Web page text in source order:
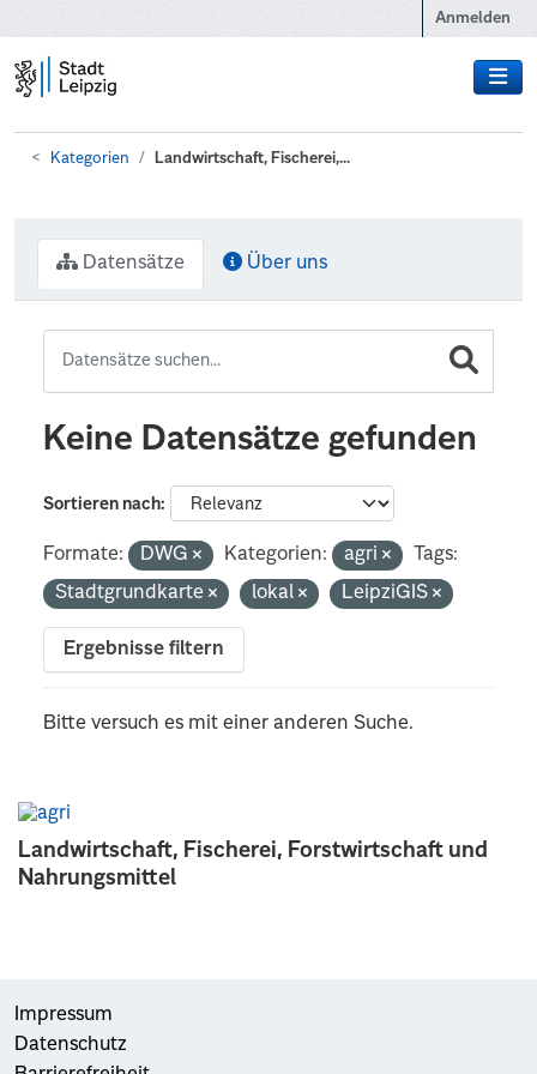
Anmelden
Kategorien Landwirtschaft, Fischerei,...
Landwirtschaft, Fischerei, Forstwirtschaft und
Nahrungsmittel
Datensätze Über uns
Keine Datensätze gefunden
Sortieren nach
Formate: DWG Kategorien: agri
Tags:
Stadtgrundkarte
lokal LeipziGIS
Ergebnisse filtern
Bitte versuch es mit einer anderen Suche.
Impressum
Datenschutz